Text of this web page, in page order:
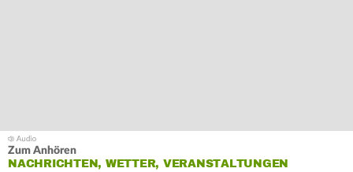
Zum Anhören
NACHRICHTEN, WETTER, VERANSTALTUNGEN